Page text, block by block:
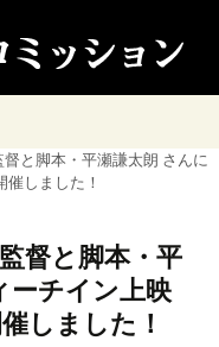
と脚本・平瀬謙太朗 さんに
しました！
督と脚本・平
ーチイン上映
しました！